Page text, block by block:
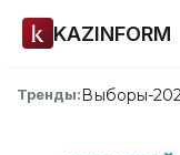
KAZINFORM
Тренды:Выборы-